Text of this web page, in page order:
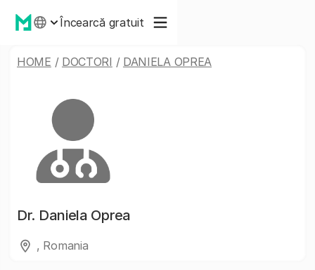
Încearcă gratuit
HOME / DOCTORI / DANIELA OPREA
Dr. Daniela Oprea
, Romania